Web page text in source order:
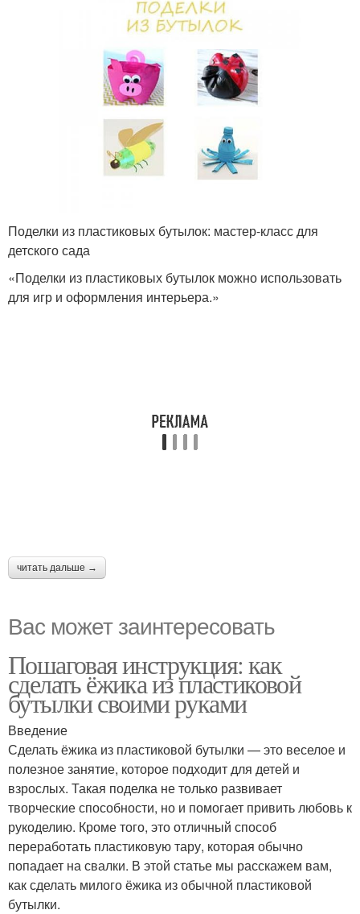
Поделки из пластиковых бутылок: мастер-класс для
детского сада
«Поделки из пластиковых бутылок можно использовать
для игр и оформления интерьера.»
читать дальше →
Вас может заинтересовать
Пошаговая инструкция: как
сделать ёжика из пластиковой
бутылки своими руками
Введение
Сделать ёжика из пластиковой бутылки — это веселое и
полезное занятие, которое подходит для детей и
взрослых. Такая поделка не только развивает
творческие способности, но и помогает привить любовь к
рукоделию. Кроме того, это отличный способ
переработать пластиковую тару, которая обычно
попадает на свалки. В этой статье мы расскажем вам,
как сделать милого ёжика из обычной пластиковой
бутылки.